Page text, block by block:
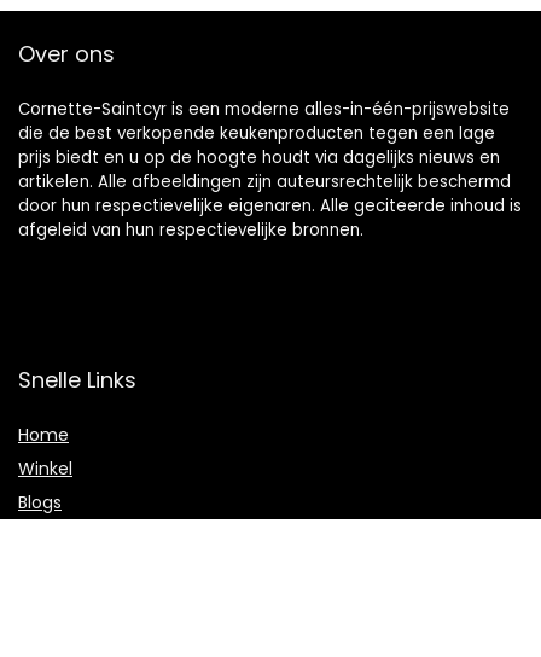
Over ons
Cornette-Saintcyr is een moderne alles-in-één-prijswebsite
die de best verkopende keukenproducten tegen een lage
prijs biedt en u op de hoogte houdt via dagelijks nieuws en
artikelen. Alle afbeeldingen zijn auteursrechtelijk beschermd
door hun respectievelijke eigenaren. Alle geciteerde inhoud is
afgeleid van hun respectievelijke bronnen.
Snelle Links
Home
Winkel
Blogs